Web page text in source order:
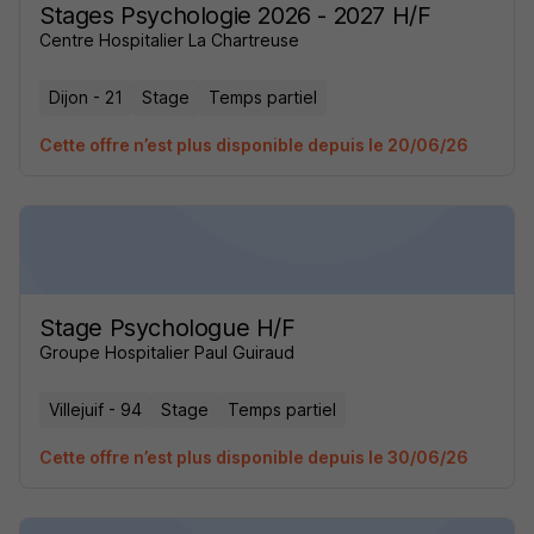
Stages Psychologie 2026 - 2027 H/F
Centre Hospitalier La Chartreuse
Dijon - 21 Stage Temps partiel
Cette offre n’est plus disponible depuis le 20/06/26
Stage Psychologue H/F
Groupe Hospitalier Paul Guiraud
Villejuif - 94 Stage Temps partiel
Cette offre n’est plus disponible depuis le 30/06/26